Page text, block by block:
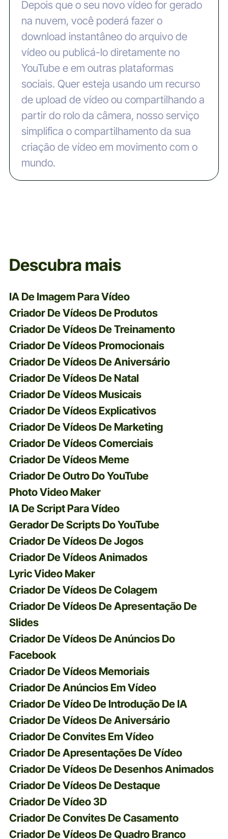
Depois que o seu novo vídeo for gerado
na nuvem, você poderá fazer o
download instantâneo do arquivo de
vídeo ou publicá-lo diretamente no
YouTube e em outras plataformas
sociais. Quer esteja usando um recurso
de upload de vídeo ou compartilhando a
partir do rolo da câmera, nosso serviço
simplifica o compartilhamento da sua
criação de vídeo em movimento com o
mundo.
Descubra mais
IA De Imagem Para Vídeo
Criador De Vídeos De Produtos
Criador De Vídeos De Treinamento
Criador De Vídeos Promocionais
Criador De Vídeos De Aniversário
Criador De Vídeos De Natal
Criador De Vídeos Musicais
Criador De Vídeos Explicativos
Criador De Vídeos De Marketing
Criador De Vídeos Comerciais
Criador De Vídeos Meme
Criador De Outro Do YouTube
Photo Video Maker
IA De Script Para Vídeo
Gerador De Scripts Do YouTube
Criador De Vídeos De Jogos
Criador De Vídeos Animados
Lyric Video Maker
Criador De Vídeos De Colagem
Criador De Vídeos De Apresentação De
Slides
Criador De Vídeos De Anúncios Do
Facebook
Criador De Vídeos Memoriais
Criador De Anúncios Em Vídeo
Criador De Vídeo De Introdução De IA
Criador De Vídeos De Aniversário
Criador De Convites Em Vídeo
Criador De Apresentações De Vídeo
Criador De Vídeos De Desenhos Animados
Criador De Vídeos De Destaque
Criador De Vídeo 3D
Criador De Convites De Casamento
Criador De Vídeos De Quadro Branco